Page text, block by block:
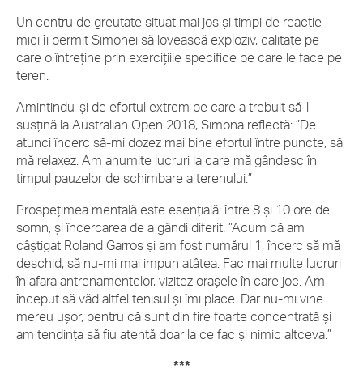
Un centru de greutate situat mai jos și timpi de reacție
mici îi permit Simonei să lovească exploziv, calitate pe
care o întreține prin exercițiile specifice pe care le face pe
teren.
Amintindu-și de efortul extrem pe care a trebuit să-l
susțină la Australian Open 2018, Simona reflectă: ”De
atunci încerc să-mi dozez mai bine efortul între puncte, să
mă relaxez. Am anumite lucruri la care mă gândesc în
timpul pauzelor de schimbare a terenului.”
Prospețimea mentală este esențială: între 8 și 10 ore de
somn, și încercarea de a gândi diferit. ”Acum că am
câștigat Roland Garros și am fost numărul 1, încerc să mă
deschid, să nu-mi mai impun atâtea. Fac mai multe lucruri
în afara antrenamentelor, vizitez orașele în care joc. Am
început să văd altfel tenisul și îmi place. Dar nu-mi vine
mereu ușor, pentru că sunt din fire foarte concentrată și
am tendința să fiu atentă doar la ce fac și nimic altceva.”
***